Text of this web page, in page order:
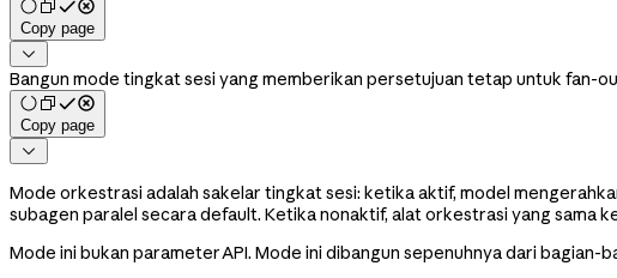
Copy page

Bangun mode tingkat sesi yang memberikan persetujuan tetap untuk fan-
Copy page

Mode orkestrasi adalah sakelar tingkat sesi: ketika aktif, model
subagen paralel secara default. Ketika nonaktif, alat orkestrasi yang sama
Mode ini bukan parameter API. Mode ini dibangun sepenuhnya dari bagian-